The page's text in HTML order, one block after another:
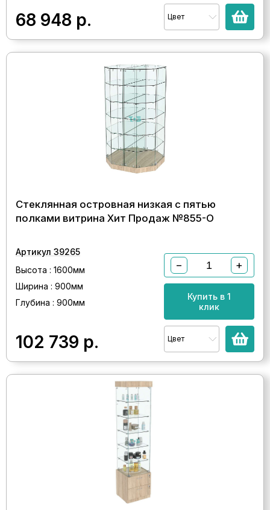
68 948 р. Цвет
Стеклянная островная низкая с пятью
полками витрина Хит Продаж №855-О
Артикул 39265
Высота : 1600мм
Ширина : 900мм
Глубина : 900мм
102 739 р.
− +
Купить в 1
клик
Цвет